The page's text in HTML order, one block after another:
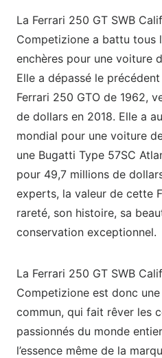
La Ferrari 250 GT SWB
Competizione a battu tous
enchères pour une voiture
Elle a dépassé le
Ferrari 250 GTO de 1962,
de dollars en 2018. Elle a
mondial pour une voiture
une Bugatti Type 57SC
pour 49,7 millions de
experts, la valeur de cette
rareté, son histoire, sa
conservation exceptionnel.
La Ferrari 250 GT SWB
Competizione est donc
commun, qui fait rêver les
passionnés du monde
l’essence même de la